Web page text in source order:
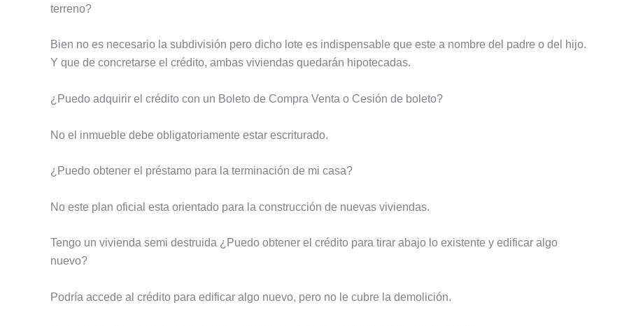
terreno?
Bien no es necesario la subdivisión pero dicho lote es indispensable que este a nombre del padre o del hijo.
Y que de concretarse el crédito, ambas viviendas quedarán hipotecadas.
¿Puedo adquirir el crédito con un Boleto de Compra Venta o Cesión de boleto?
No el inmueble debe obligatoriamente estar escriturado.
¿Puedo obtener el préstamo para la terminación de mi casa?
No este plan oficial esta orientado para la construcción de nuevas viviendas.
Tengo un vivienda semi destruida ¿Puedo obtener el crédito para tirar abajo lo existente y edificar algo
nuevo?
Podría accede al crédito para edificar algo nuevo, pero no le cubre la demolición.